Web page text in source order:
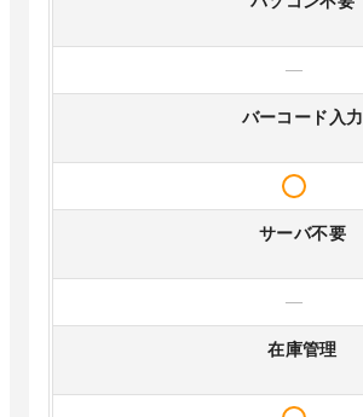
—
バーコード入力
サーバ不要
—
在庫管理